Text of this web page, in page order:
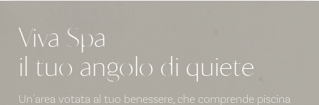
Viva Spa
il tuo angolo di quiete
Un'area votata al tuo benessere, che comprende piscina